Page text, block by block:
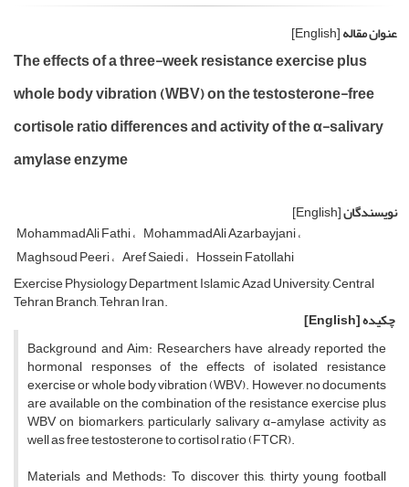
عنوان مقاله[English]
The effects of a three-week resistance exercise plus
whole body vibration (WBV) on the testosterone-free
cortisole ratio differences and activity of the α-salivary
amylase enzyme
نویسندگان[English]
MohammadAli Fathi MohammadAli Azarbayjani
Maghsoud Peeri Aref Saiedi Hossein Fatollahi
Exercise Physiology Department, Islamic Azad University, Central
Tehran Branch, Tehran Iran.
چکیده[English]
Background and Aim: Researchers have already reported the
hormonal responses of the effects of isolated resistance
exercise or whole body vibration (WBV). However, no documents
are available on the combination of the resistance exercise plus
WBV on biomarkers, particularly salivary α-amylase activity as
well as free testosterone to cortisol ratio (FTCR).
Materials and Methods: To discover this, thirty young football